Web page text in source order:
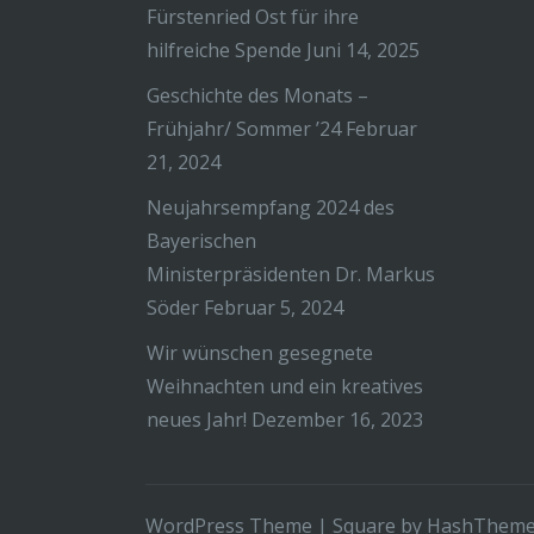
Fürstenried Ost für ihre
hilfreiche Spende Juni 14, 2025
Geschichte des Monats –
Frühjahr/ Sommer ’24 Februar
21, 2024
Neujahrsempfang 2024 des
Bayerischen
Ministerpräsidenten Dr. Markus
Söder Februar 5, 2024
Wir wünschen gesegnete
Weihnachten und ein kreatives
neues Jahr! Dezember 16, 2023
WordPress Theme | Square by